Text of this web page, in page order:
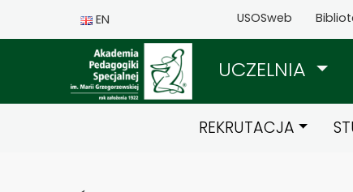
EN USOSweb
UCZELNIA
REKRUTACJA